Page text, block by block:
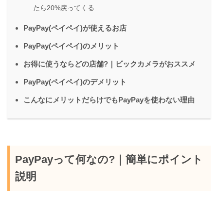
たら20%戻ってくる
PayPay(ペイペイ)が使えるお店
PayPay(ペイペイ)のメリット
お得に使うならどの店舗?｜ビックカメラがおススメ
PayPay(ペイペイ)のデメリット
こんなにメリットだらけでもPayPayを使わない理由
PayPayって何なの?｜簡単にポイント
説明